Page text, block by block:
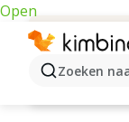
Open
Zoeken